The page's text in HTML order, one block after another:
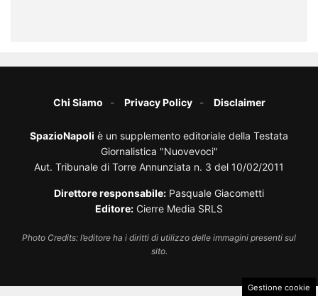
Chi Siamo Privacy Policy Disclaimer
SpazioNapoli è un supplemento editoriale della Testata
Giornalistica "Nuovevoci"
Aut. Tribunale di Torre Annunziata n. 3 del 10/02/2011
Direttore responsabile: Pasquale Giacometti
Editore: Cierre Media SRLS
Photo Credits: l’editore ha i diritti di utilizzo delle immagini presenti sul
sito.
Gestione cookie